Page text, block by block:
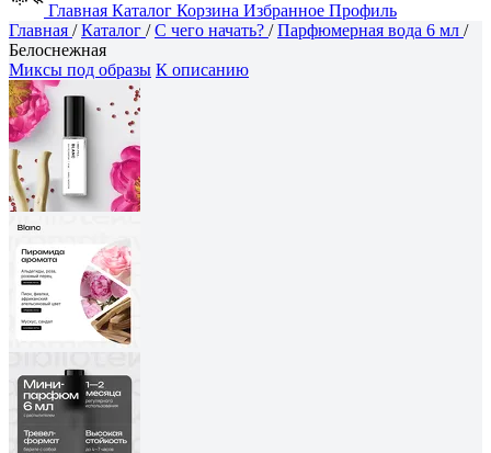
Главная Каталог Корзина Избранное Профиль
Главная /Каталог /С чего начать? /Парфюмерная вода 6 мл /
Белоснежная
Миксы под образы К описанию